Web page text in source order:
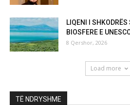
LIQENI I
BIOSFERE E
8 Qershor, 2026
Load more
TË NDRYSHME